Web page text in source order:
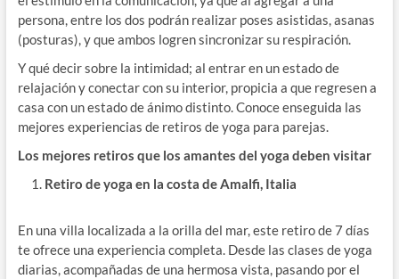
persona, entre los dos podrán realizar poses asistidas, asanas
(posturas), y que ambos logren sincronizar su respiración.
Y qué decir sobre la intimidad; al entrar en un estado de
relajación y conectar con su interior, propicia a que regresen a
casa con un estado de ánimo distinto. Conoce enseguida las
mejores experiencias de retiros de yoga para parejas.
Los mejores retiros que los amantes del yoga deben visitar
Retiro de yoga en la costa de Amalfi, Italia
En una villa localizada a la orilla del mar, este retiro de 7 días
te ofrece una experiencia completa. Desde las clases de yoga
diarias, acompañadas de una hermosa vista, pasando por el